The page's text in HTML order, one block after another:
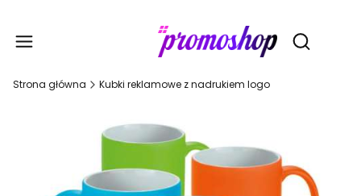
Otwórz
Strona główna Kubki reklamowe z nadrukiem logo